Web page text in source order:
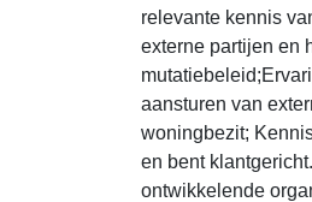
relevante kennis
externe partijen en
aansturen van
woningbezit;
en bent
ontwikkelende